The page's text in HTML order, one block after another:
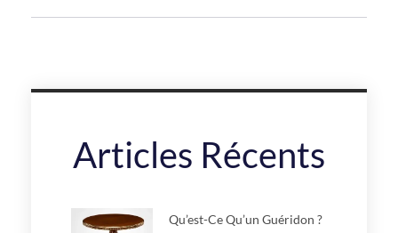
Articles Récents
Qu’est-Ce Qu’un Guéridon ?